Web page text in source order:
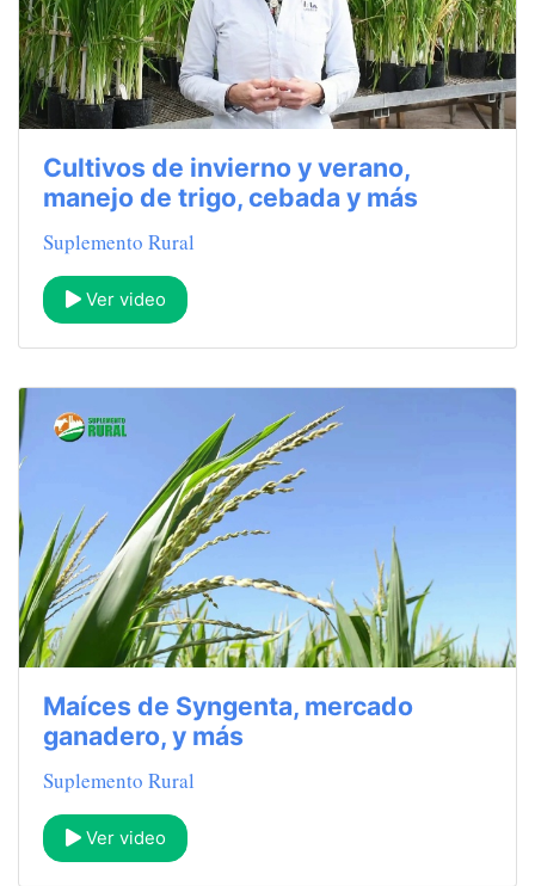
Cultivos de invierno y verano,
manejo de trigo, cebada y más
Suplemento Rural
Ver video
Maíces de Syngenta, mercado
ganadero, y más
Suplemento Rural
Ver video